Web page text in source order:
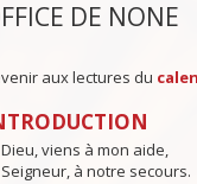
DE NONE
aux lectures du
viens à mon aide,
à notre secours.